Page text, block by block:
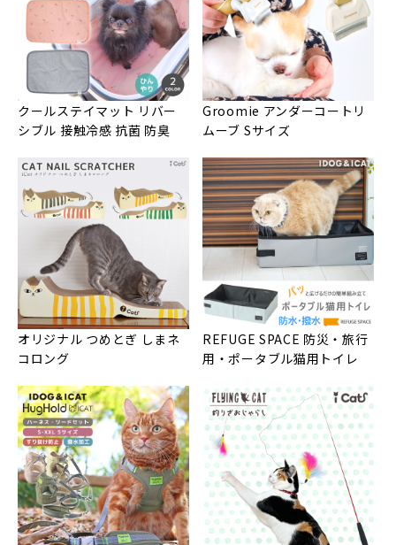
クールステイマット リバー
シブル 接触冷感 抗菌 防臭
Groomie アンダーコートリ
ムーブ Sサイズ
オリジナル つめとぎ しまネ
コロング
REFUGE SPACE 防災・旅行
用・ポータブル猫用トイレ